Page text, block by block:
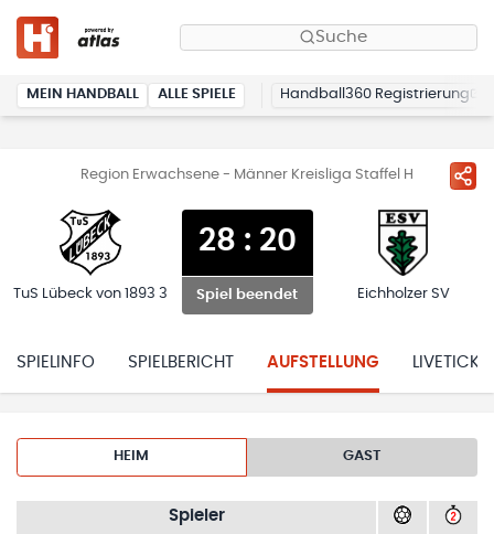
Suche
MEIN HANDBALL ALLE SPIELE Handball360 Registrierung
Region Erwachsene - Männer Kreisliga Staffel H
TuS Lübeck von 1893 3
28 : 20
Spiel beendet Eichholzer SV
SPIELINFO SPIELBERICHT AUFSTELLUNG
HEIM GAST
Spieler